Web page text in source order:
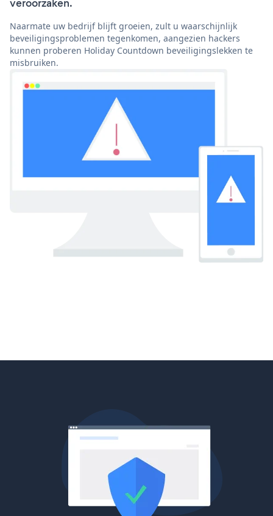
Naarmate uw bedrijf blijft groeien, zult u waarschijnlijk
beveiligingsproblemen tegenkomen, aangezien hackers
kunnen proberen Holiday Countdown beveiligingslekken te
misbruiken.